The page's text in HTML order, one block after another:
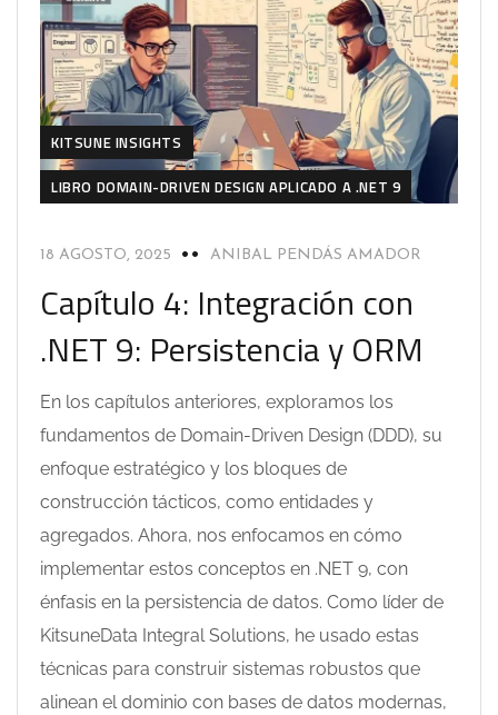
KITSUNE INSIGHTS
LIBRO DOMAIN-DRIVEN DESIGN APLICADO A .NET 9
18 AGOSTO, 2025 ANIBAL PENDÁS AMADOR
Capítulo 4: Integración con
.NET 9: Persistencia y ORM
En los capítulos anteriores, exploramos los
fundamentos de Domain-Driven Design (DDD), su
enfoque estratégico y los bloques de
construcción tácticos, como entidades y
agregados. Ahora, nos enfocamos en cómo
implementar estos conceptos en .NET 9, con
énfasis en la persistencia de datos. Como líder de
KitsuneData Integral Solutions, he usado estas
técnicas para construir sistemas robustos que
alinean el dominio con bases de datos modernas,